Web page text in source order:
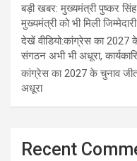
बड़ी खबर: मुख्यमंत्री पुष्कर सिंह
मुख्यमंत्री को भी मिली जिम्मेदारी
देखें वीडियो:कांग्रेस का
संगठन अभी भी अधूरा,
कांग्रेस का 2027 के चुनाव
अधूरा
Recent